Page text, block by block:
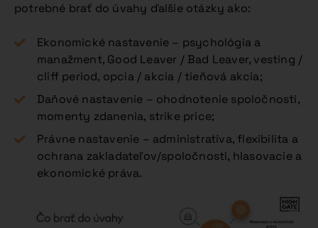
potrebné brať do úvahy ďalšie otázky ako:
Ekonomické nastavenie – psychológia a
manažment, Good Leaver / Bad Leaver, vesting /
cliff period, opcia / akcia / tieňová akcia;
Daňové nastavenie – ohodnotenie spoločnosti,
momenty zdanenia, strike price;
Právne nastavenie – administratíva, flexibilita a
ochrana zakladateľov/spoločnosti, hlasovacie a
ekonomické práva.